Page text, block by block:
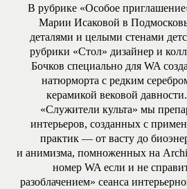
В рубрике «Особое
Марии Исаковой в
деталями и целыми стенами
рубрики «Стол» дизайнер и
Бочков специально для WA
натюрморта с редким
керамикой вековой
«Служители культа» мы
интерьеров, созданных с
практик — от васту до
и анимизма, помноженных на
номер WA если и не
разоблачением» сеанса